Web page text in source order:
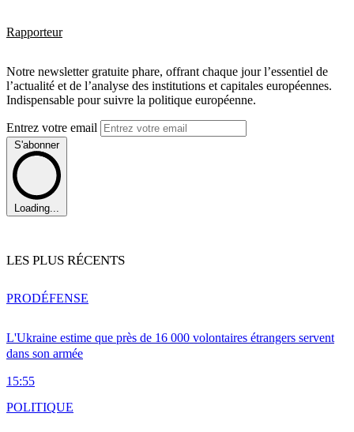
Rapporteur
Notre newsletter gratuite phare, offrant chaque jour l’essentiel de
l’actualité et de l’analyse des institutions et capitales européennes.
Indispensable pour suivre la politique européenne.
Entrez votre email
S'abonner
Loading...
LES PLUS RÉCENTS
L'Ukraine estime que près de 16 000 volontaires étrangers servent
dans son armée
15:55
PRODÉFENSE
POLITIQUE